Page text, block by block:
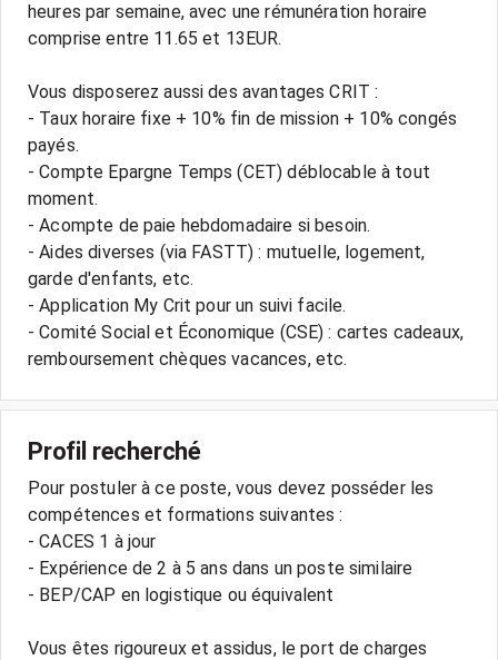
heures par semaine, avec une rémunération horaire
comprise entre 11.65 et 13EUR.
Vous disposerez aussi des avantages CRIT :
- Taux horaire fixe + 10% fin de mission + 10% congés
payés.
- Compte Epargne Temps (CET) déblocable à tout
moment.
- Acompte de paie hebdomadaire si besoin.
- Aides diverses (via FASTT) : mutuelle, logement,
garde d'enfants, etc.
- Application My Crit pour un suivi facile.
- Comité Social et Économique (CSE) : cartes cadeaux,
Profil recherché
Pour postuler à ce poste, vous devez posséder les
compétences et formations suivantes :
- CACES 1 à jour
- Expérience de 2 à 5 ans dans un poste similaire
- BEP/CAP en logistique ou équivalent
Vous êtes rigoureux et assidus, le port de charges